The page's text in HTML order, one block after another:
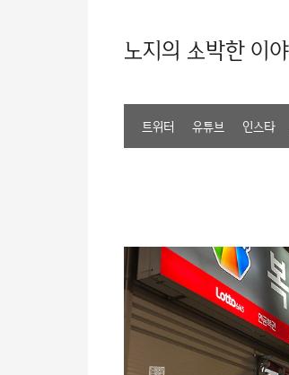
노지의 소박한 이
트위터 유튜브 인스타